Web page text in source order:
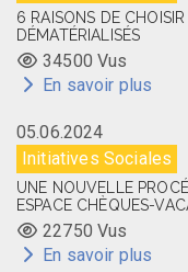
6 RAISONS DE
DÉMATÉRIALISÉS
34500 Vus
En savoir plus
05.06.2024
Initiatives Sociales
UNE NOUVELLE
ESPACE CHÈQUES-
22750 Vus
En savoir plus